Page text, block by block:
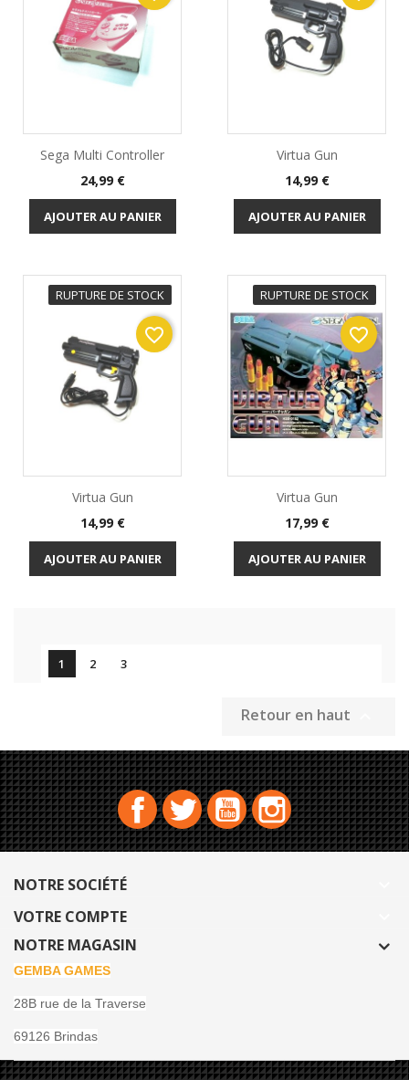
Sega Multi Controller
Prix
24,99 €
AJOUTER AU PANIER
Virtua Gun
Prix
14,99 €
AJOUTER AU PANIER
RUPTURE DE STOCK
Virtua Gun
Prix
14,99 €
AJOUTER AU PANIER
favorite_border
RUPTURE DE STOCK
Virtua Gun
Prix
17,99 €
AJOUTER AU PANIER
favorite_border
1 2 3
Retour en haut
FacebookTwitterYouTubeInstagram
NOTRE SOCIÉTÉ
VOTRE COMPTE
NOTRE MAGASIN
GEMBA GAMES
28B rue de la Traverse
69126 Brindas